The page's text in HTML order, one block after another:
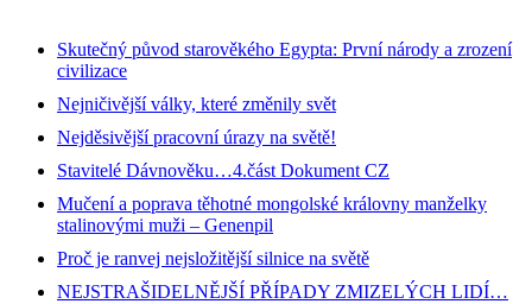
Skutečný původ starověkého Egypta: První národy a zrození
civilizace
Nejničivější války, které změnily svět
Nejděsivější pracovní úrazy na světě!
Stavitelé Dávnověku…4.část Dokument CZ
Mučení a poprava těhotné mongolské královny manželky
stalinovými muži – Genenpil
Proč je ranvej nejsložitější silnice na světě
NEJSTRAŠIDELNĚJŠÍ PŘÍPADY ZMIZELÝCH LIDÍ…